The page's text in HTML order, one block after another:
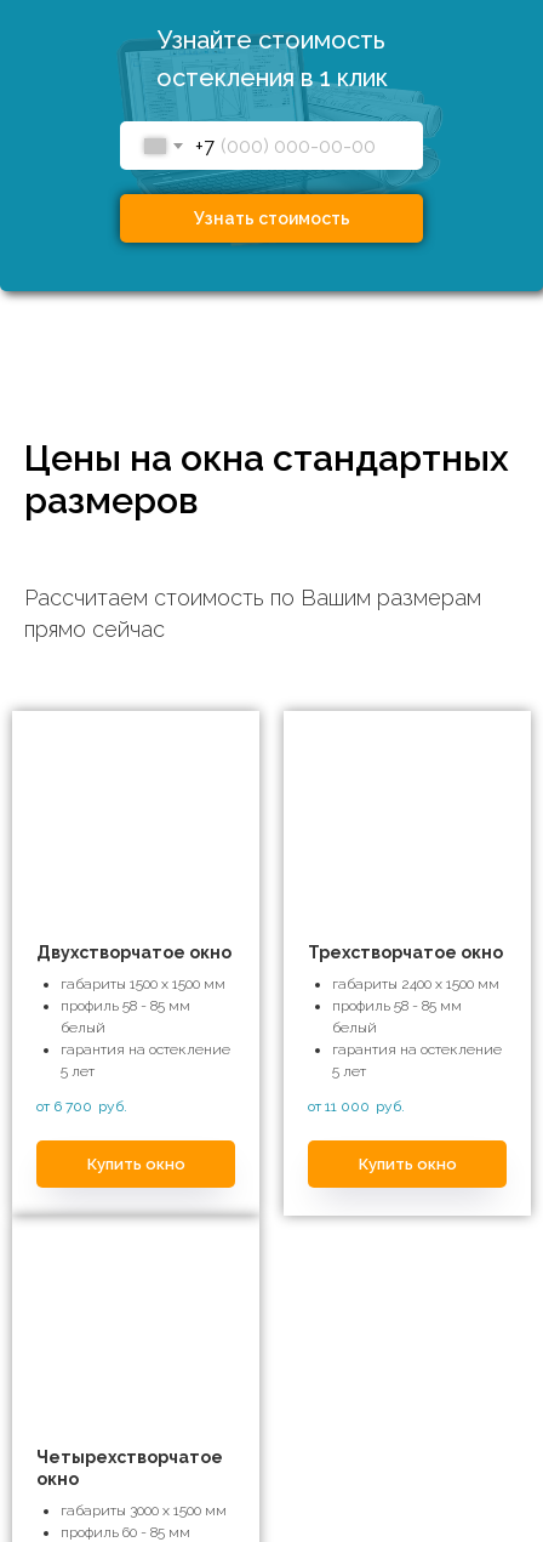
Узнайте стоимость
остекления в 1 клик
+7
Узнать стоимость
Цены на окна стандартных
размеров
Рассчитаем стоимость по Вашим размерам
прямо сейчас
Двухстворчатое окно
габариты 1500 х 1500 мм
профиль 58 - 85 мм
белый
гарантия на остекление
5 лет
от 6 700 руб.
Купить окно
Трехстворчатое окно
габариты 2400 х 1500 мм
профиль 58 - 85 мм
белый
гарантия на остекление
5 лет
от 11 000 руб.
Купить окно
Четырехстворчатое
окно
габариты 3000 х 1500 мм
профиль 60 - 85 мм